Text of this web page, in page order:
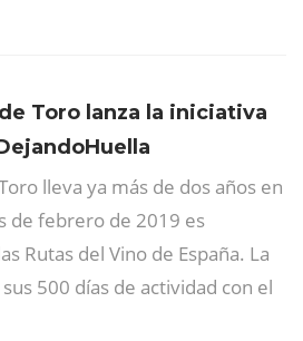
Toro lanza la iniciativa
lleva ya más de dos años en
de febrero de 2019 es
Rutas del Vino de España. La
500 días de actividad con el